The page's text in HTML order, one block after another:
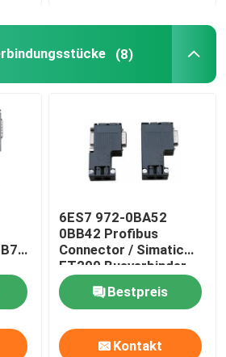
Sicherungen
Meter-Vielfachmessgerät
Meter
mehr als 20 mm,
(8)
6ES7 972-0BA52
0BB42 Profibus
Connector / Simatic
ET200 Busverbinder
Bestpreis
Kontakt